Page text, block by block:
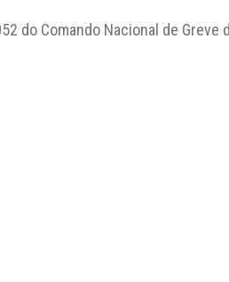
do Comando Nacional de Greve